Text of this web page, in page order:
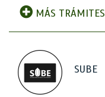
MÁS TRÁMITES
SUBE